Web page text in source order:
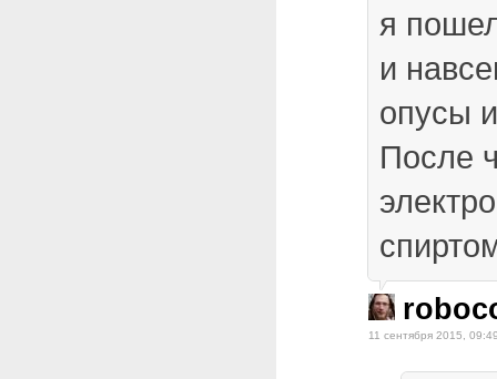
я
и
опусы
После
11 сентября 2015,